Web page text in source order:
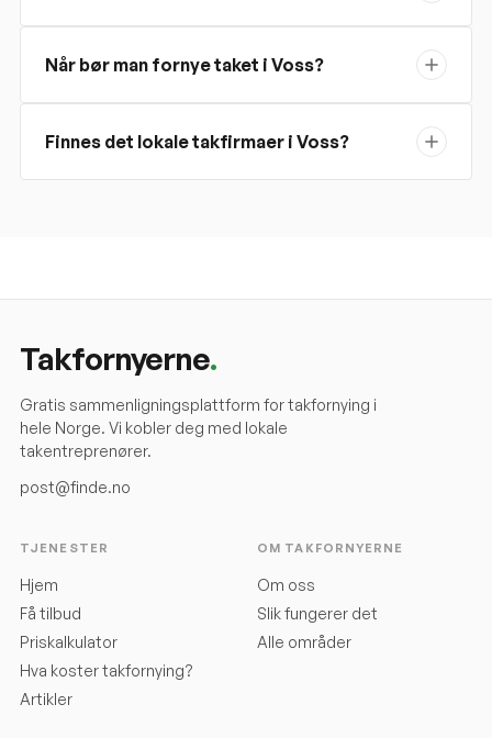
Når bør man fornye taket i Voss?
Finnes det lokale takfirmaer i Voss?
Takfornyerne.
Gratis sammenligningsplattform for takfornying i
hele Norge. Vi kobler deg med lokale
takentreprenører.
post@finde.no
TJENESTER
Hjem
Få tilbud
Priskalkulator
Hva koster takfornying?
Artikler
OM TAKFORNYERNE
Om oss
Slik fungerer det
Alle områder